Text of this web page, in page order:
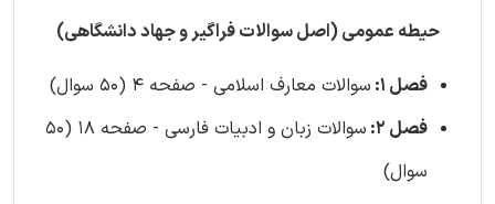
حیطه عمومی (اصل سوالات فراگیر و جهاد دانشگاهی)
فصل 1:
سوالات معارف اسلامی - صفحه 4 (50 سوال)
فصل 2:
سوالات زبان و ادبیات فارسی - صفحه 18 (50
سوال)